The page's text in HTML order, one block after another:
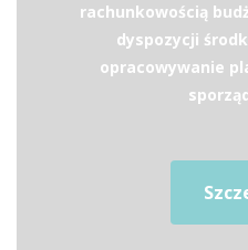
rachunkowością
dyspozycji
opracowywanie